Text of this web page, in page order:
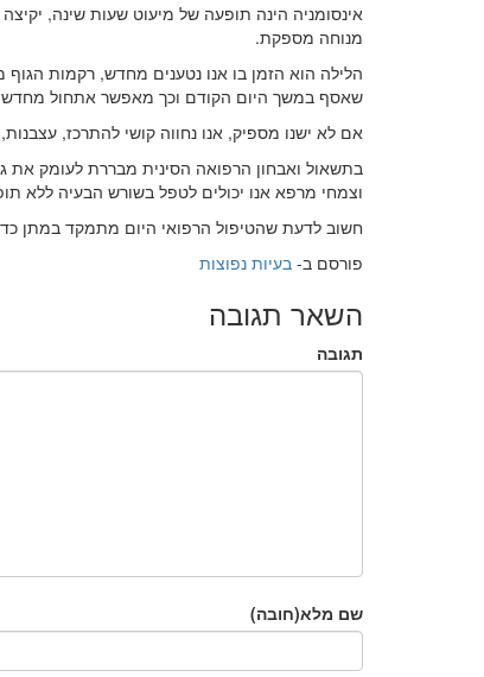
אינסומניה הינה תופעה של מיעוט שעות שינה,
מנוחה מספקת.
שאסף במשך היום הקודם וכך מאפשר אתחול מחדש,
אם לא ישנו מספיק, אנו נחווה קושי להתרכז,
בתשאול ואבחון הרפואה הסינית מבררת לעומק את
וצמחי מרפא אנו יכולים לטפל בשורש הבעיה ללא
חשוב לדעת שהטיפול הרפואי היום מתמקד במתן
פורסם ב- בעיות נפוצות
השאר תגובה
תגובה
שם מלא(חובה)